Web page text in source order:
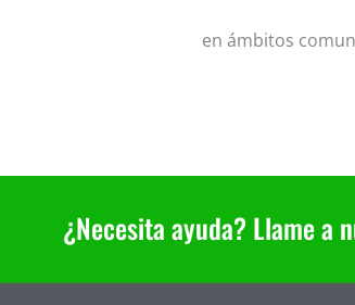
en ámbitos
¿Necesita ayuda? Llame a